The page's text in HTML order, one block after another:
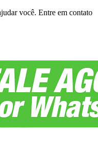
você. Entre em contato